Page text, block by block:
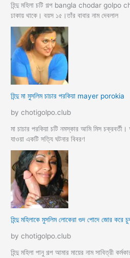
হিন্দু মহিলা চটি গল্প bangla chodar golpo
ঢাকায় থাকে। বয়স ১৫।তাঁর বাবার নাম দেবলাল
হিন্দু মা মুসলিম চাচার পরকিয়া mayer porokia
by chotigolpo.club
মা চাচার পরকিয়া চটি নমস্কার আমি মিস
যাওয়া একটি সত্যি ঘটনার বিবরণ
হিন্দু মহিলাকে মুসলিম লোকেরা গুদ পোদে জোর করে
by chotigolpo.club
হিন্দু মহিলা পানু গল্প আমার মায়ের নাম সাবিত্রী